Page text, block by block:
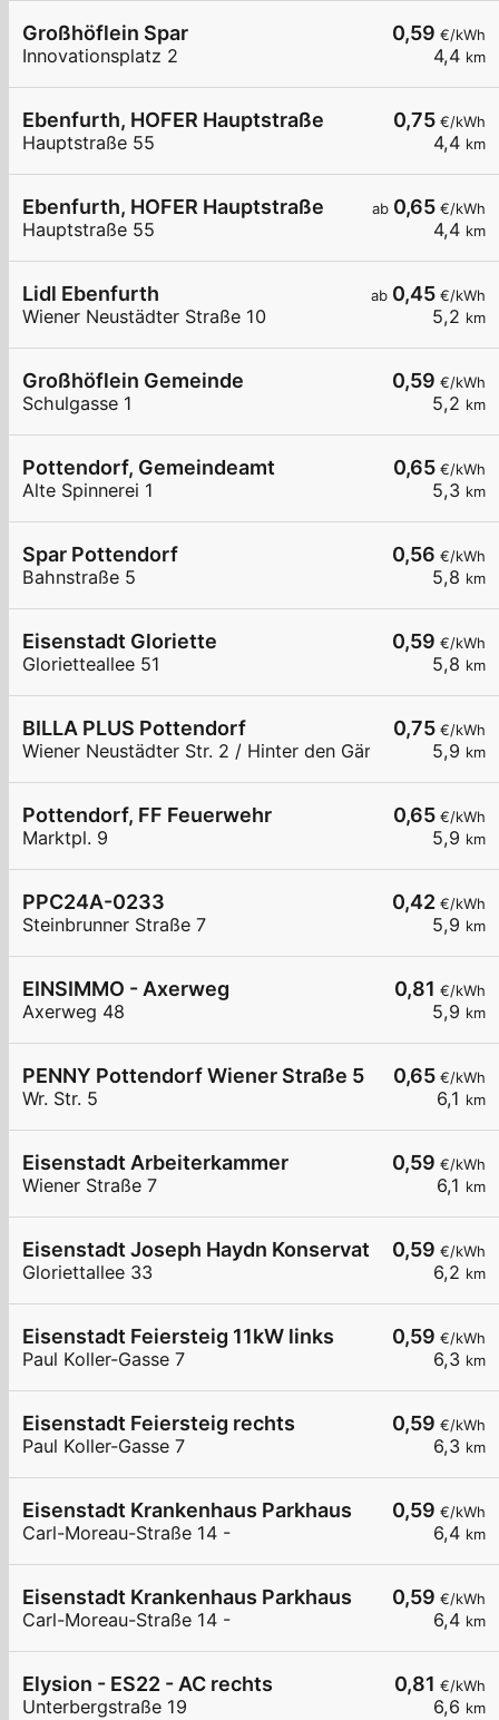
0,59 €/kWh
4,4 km
Großhöflein Spar
Innovationsplatz 2
0,75 €/kWh
4,4 km
Ebenfurth, HOFER Hauptstraße
Hauptstraße 55
ab 0,65 €/kWh
4,4 km
Ebenfurth, HOFER Hauptstraße
Hauptstraße 55
ab 0,45 €/kWh
5,2 km
Lidl Ebenfurth
Wiener Neustädter Straße 10
0,59 €/kWh
5,2 km
Großhöflein Gemeinde
Schulgasse 1
0,65 €/kWh
5,3 km
Pottendorf, Gemeindeamt
Alte Spinnerei 1
0,56 €/kWh
5,8 km
Spar Pottendorf
Bahnstraße 5
0,59 €/kWh
5,8 km
Eisenstadt Gloriette
Glorietteallee 51
0,75 €/kWh
5,9 km
BILLA PLUS Pottendorf
Wiener Neustädter Str. 2 / Hinter den Gärten
0,65 €/kWh
5,9 km
Pottendorf, FF Feuerwehr
Marktpl. 9
0,42 €/kWh
5,9 km
PPC24A-0233
Steinbrunner Straße 7
0,81 €/kWh
5,9 km
EINSIMMO - Axerweg
Axerweg 48
0,65 €/kWh
6,1 km
PENNY Pottendorf Wiener Straße 5
Wr. Str. 5
0,59 €/kWh
6,1 km
Eisenstadt Arbeiterkammer
Wiener Straße 7
0,59 €/kWh
6,2 km
Eisenstadt Joseph Haydn Konservatorium
Gloriettallee 33
0,59 €/kWh
6,3 km
Eisenstadt Feiersteig 11kW links
Paul Koller-Gasse 7
0,59 €/kWh
6,3 km
Eisenstadt Feiersteig rechts
Paul Koller-Gasse 7
0,59 €/kWh
6,4 km
Eisenstadt Krankenhaus Parkhaus
Carl-Moreau-Straße 14 -
0,59 €/kWh
6,4 km
Eisenstadt Krankenhaus Parkhaus
Carl-Moreau-Straße 14 -
0,81 €/kWh
6,6 km
Elysion - ES22 - AC rechts
Unterbergstraße 19